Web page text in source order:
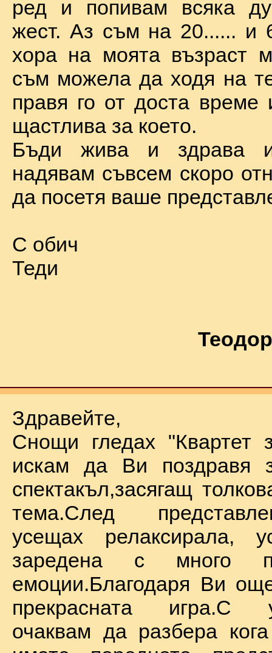
ред и попивам всяка
жест. Аз съм на 20...... и
хора на моята възраст
съм можела да ходя на
правя го от доста време
щастлива за което.
Бъди жива и здрава
надявам съвсем скоро
да посетя ваше
С обич
Теди
Здравейте,
Снощи гледах "Квартет
искам да Ви поздравя
спектакъл,засягащ
тема.След
усещах релаксирала,
заредена с много
емоции.Благодаря Ви
прекрасната игра.С
очаквам да разбера